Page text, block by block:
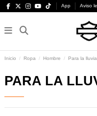
App Aviso
Inicio Ropa Hombre Para la
PARA LA